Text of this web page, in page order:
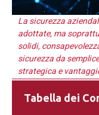
La sicurezza
adottate, ma
solidi,
sicurezza da
strategica e
Tabella dei